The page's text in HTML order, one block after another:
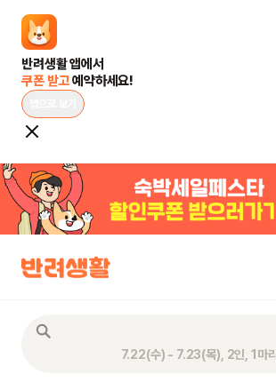
쿠폰 받고 예약하세요!
7.22(수) - 7.23(목), 2인, 1마리